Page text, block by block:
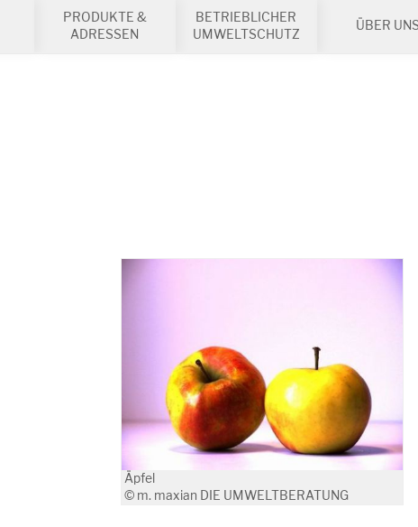
PRODUKTE &
ADRESSEN
BETRIEBLICHER
UMWELTSCHUTZ
ÜBER
Äpfel
© m. maxian DIE UMWELTBERATUNG